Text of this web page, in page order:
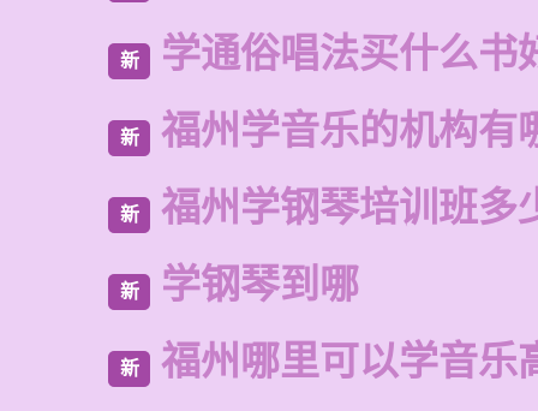
新 学通俗唱法买什么书
新 福州学音乐的机构有
新 福州学钢琴培训班多
新 学钢琴到哪
新 福州哪里可以学音乐